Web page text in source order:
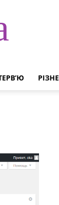
РІЗНЕ